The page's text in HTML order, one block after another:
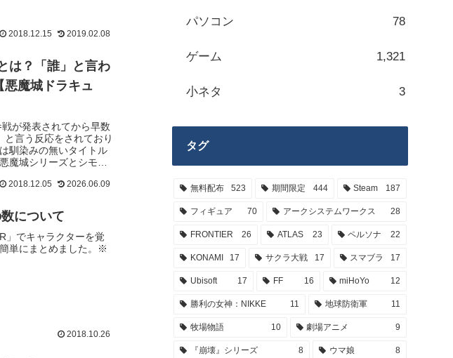
2018.12.15 2019.02.08
は？「誰」と言わ
悪魔城ドラキュ
が発表されてから早数
言う反応をされており
馴染みの無いタイトル
魔城シリーズとシモン
2018.12.05 2026.06.09
について
」でキャラクターを覚
単にまとめました。※
2018.10.26
パソコン 78
ゲーム 1,321
小ネタ 3
タグ
無料配布 523 期間限定 444 Steam 187
フィギュア 70 アークシステムワークス 28
FRONTIER 26 ATLAS 23 ペルソナ 22
KONAMI 17 サクラ大戦 17 スマブラ 17
Ubisoft 17 FF 16 miHoYo 12
勝利の女神：NIKKE 11 地球防衛軍 11
牧場物語 10 劇場アニメ 9
『崩壊』シリーズ 8 ウマ娘 8